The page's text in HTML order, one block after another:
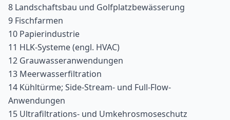
8 Landschaftsbau und Golfplatzbewässerung
9 Fischfarmen
10 Papierindustrie
11 HLK-Systeme (engl. HVAC)
12 Grauwasseranwendungen
13 Meerwasserfiltration
14 Kühltürme; Side-Stream- und Full-Flow-
Anwendungen
15 Ultrafiltrations- und Umkehrosmoseschutz